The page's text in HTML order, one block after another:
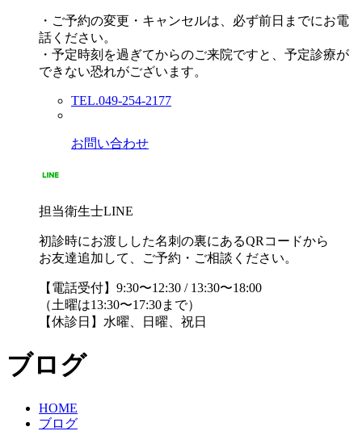
・ご予約の変更・キャンセルは、必ず前日までにお電
話ください。
・予定時刻を過ぎてからのご来院ですと、予定診療が
できない恐れがございます。
TEL.049-254-2177
お問い合わせ
担当衛生士LINE
初診時にお渡しした名刺の裏にあるQRコードから
お友達追加して、ご予約・ご相談ください。
【電話受付】9:30〜12:30 / 13:30〜18:00
（土曜は13:30〜17:30まで）
【休診日】水曜、日曜、祝日
ブログ
HOME
ブログ